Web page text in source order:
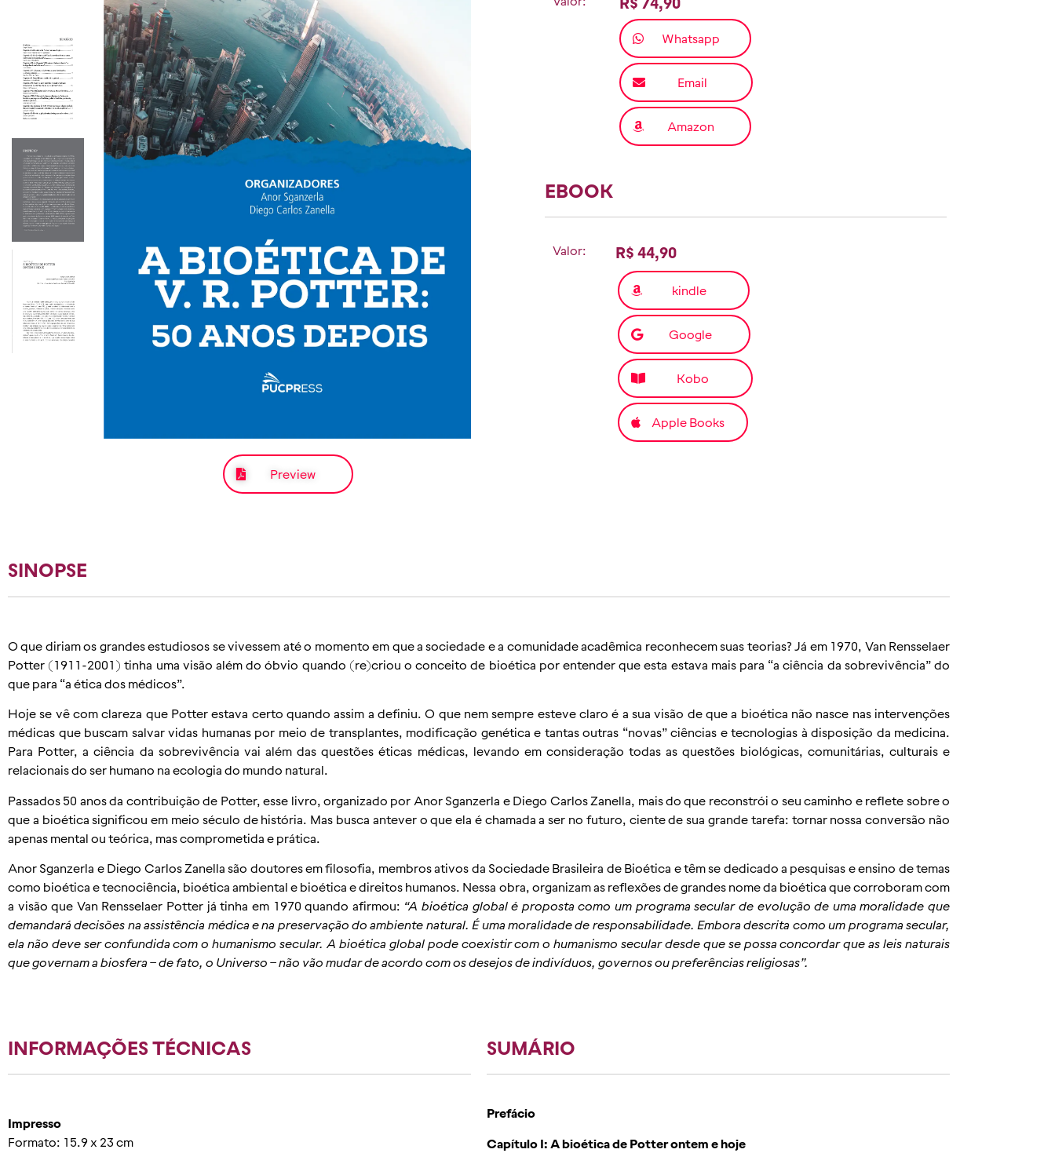
Preview
Whatsapp
Email
Amazon
EBOOK
Valor: R$ 44,90
kindle
Google
Kobo
Apple Books
SINOPSE
O que diriam os grandes estudiosos se vivessem até o momento em que a sociedade e a comunidade acadêmica reconhecem suas teorias? Já em 1970, Van Rensselaer
Potter (1911-2001) tinha uma visão além do óbvio quando (re)criou o conceito de bioética por entender que esta estava mais para “a ciência da sobrevivência” do
que para “a ética dos médicos”.
Hoje se vê com clareza que Potter estava certo quando assim a definiu. O que nem sempre esteve claro é a sua visão de que a bioética não nasce nas intervenções
médicas que buscam salvar vidas humanas por meio de transplantes, modificação genética e tantas outras “novas” ciências e tecnologias à disposição da medicina.
Para Potter, a ciência da sobrevivência vai além das questões éticas médicas, levando em consideração todas as questões biológicas, comunitárias, culturais e
relacionais do ser humano na ecologia do mundo natural.
Passados 50 anos da contribuição de Potter, esse livro, organizado por Anor Sganzerla e Diego Carlos Zanella, mais do que reconstrói o seu caminho e reflete sobre o
que a bioética significou em meio século de história. Mas busca antever o que ela é chamada a ser no futuro, ciente de sua grande tarefa: tornar nossa conversão não
apenas mental ou teórica, mas comprometida e prática.
Anor Sganzerla e Diego Carlos Zanella são doutores em filosofia, membros ativos da Sociedade Brasileira de Bioética e têm se dedicado a pesquisas e ensino de temas
como bioética e tecnociência, bioética ambiental e bioética e direitos humanos. Nessa obra, organizam as reflexões de grandes nome da bioética que corroboram com
a visão que Van Rensselaer Potter já tinha em 1970 quando afirmou: “A bioética global é proposta como um programa secular de evolução de uma moralidade que
demandará decisões na assistência médica e na preservação do ambiente natural. É uma moralidade de responsabilidade. Embora descrita como um programa secular,
ela não deve ser confundida com o humanismo secular. A bioética global pode coexistir com o humanismo secular desde que se possa concordar que as leis naturais
que governam a biosfera – de fato, o Universo – não vão mudar de acordo com os desejos de indivíduos, governos ou preferências religiosas”.
INFORMAÇÕES TÉCNICAS
Impresso
Formato: 15.9 x 23 cm
SUMÁRIO
Prefácio
Capítulo I: A bioética de Potter ontem e hoje